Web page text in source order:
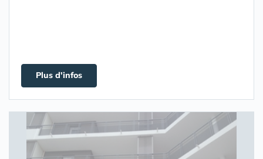
Plus d'infos